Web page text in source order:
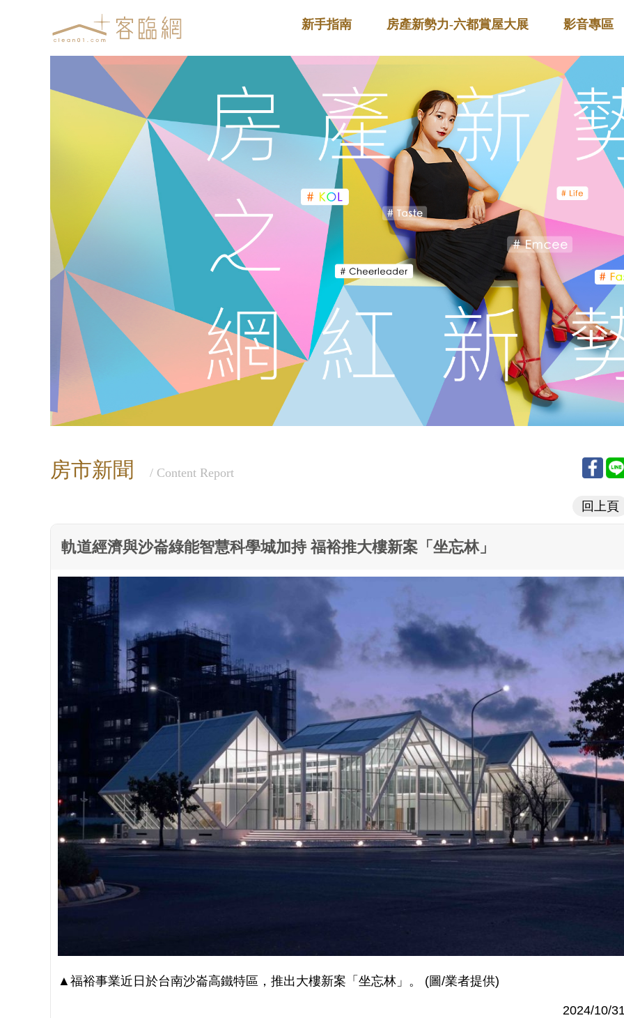
新手指南 房產新勢力-六都賞屋大展 影音專區
房市新聞 / Content Report
回上頁
軌道經濟與沙崙綠能智慧科學城加持 福裕推大樓新案「坐忘林」
▲福裕事業近日於台南沙崙高鐵特區，推出大樓新案「坐忘林」。 (圖/業者提供)
2024/10/